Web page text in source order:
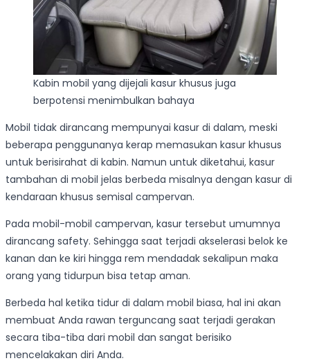
Kabin mobil yang dijejali kasur khusus juga
berpotensi menimbulkan bahaya
Mobil tidak dirancang mempunyai kasur di dalam, meski
beberapa penggunanya kerap memasukan kasur khusus
untuk berisirahat di kabin. Namun untuk diketahui, kasur
tambahan di mobil jelas berbeda misalnya dengan kasur di
kendaraan khusus semisal campervan.
Pada mobil-mobil campervan, kasur tersebut umumnya
dirancang safety. Sehingga saat terjadi akselerasi belok ke
kanan dan ke kiri hingga rem mendadak sekalipun maka
orang yang tidurpun bisa tetap aman.
Berbeda hal ketika tidur di dalam mobil biasa, hal ini akan
membuat Anda rawan terguncang saat terjadi gerakan
secara tiba-tiba dari mobil dan sangat berisiko
mencelakakan diri Anda.